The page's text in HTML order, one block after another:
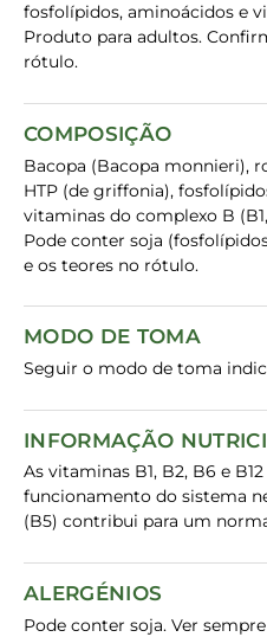
fosfolípidos, aminoácidos e
Produto para adultos.
rótulo.
COMPOSIÇÃO
Bacopa (Bacopa monnieri),
HTP (de griffonia),
vitaminas do complexo B
Pode conter soja
e os teores no rótulo.
MODO DE TOMA
Seguir o modo de toma
INFORMAÇÃO
As vitaminas B1, B2, B6 e
funcionamento do sistema
(B5) contribui para um
ALERGÉNIOS
Pode conter soja. Ver